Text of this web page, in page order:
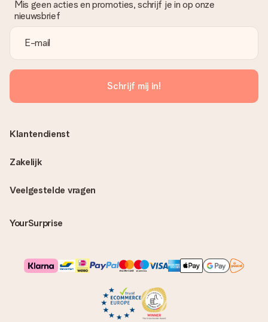
Mis geen acties en promoties, schrijf je in op onze
nieuwsbrief
Schrijf mij in!
Veelgestelde vragen
YourSurprise
Klantendienst
Zakelijk